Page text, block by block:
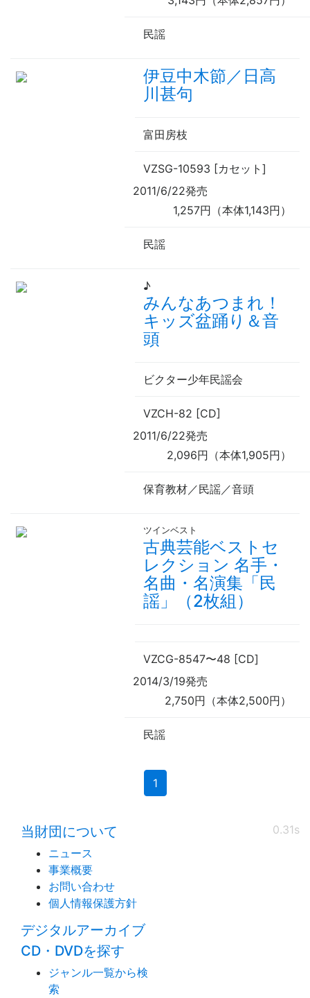
民謡
伊豆中木節／日高
川甚句
富田房枝
VZSG-10593 [カセット]
2011/6/22発売
1,257円（本体1,143円）
民謡
♪
みんなあつまれ！
キッズ盆踊り＆音
頭
ビクター少年民謡会
VZCH-82 [CD]
2011/6/22発売
2,096円（本体1,905円）
保育教材／民謡／音頭
ツインベスト
古典芸能ベストセ
レクション 名手・
名曲・名演集「民
謡」（2枚組）
VZCG-8547〜48 [CD]
2014/3/19発売
2,750円（本体2,500円）
民謡
1(current)
0.31s
当財団について
ニュース
事業概要
お問い合わせ
個人情報保護方針
デジタルアーカイブ
CD・DVDを探す
ジャンル一覧から検
索